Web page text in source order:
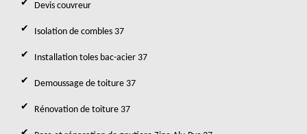
Devis couvreur
Isolation de combles 37
Installation toles bac-acier 37
Demoussage de toiture 37
Rénovation de toiture 37